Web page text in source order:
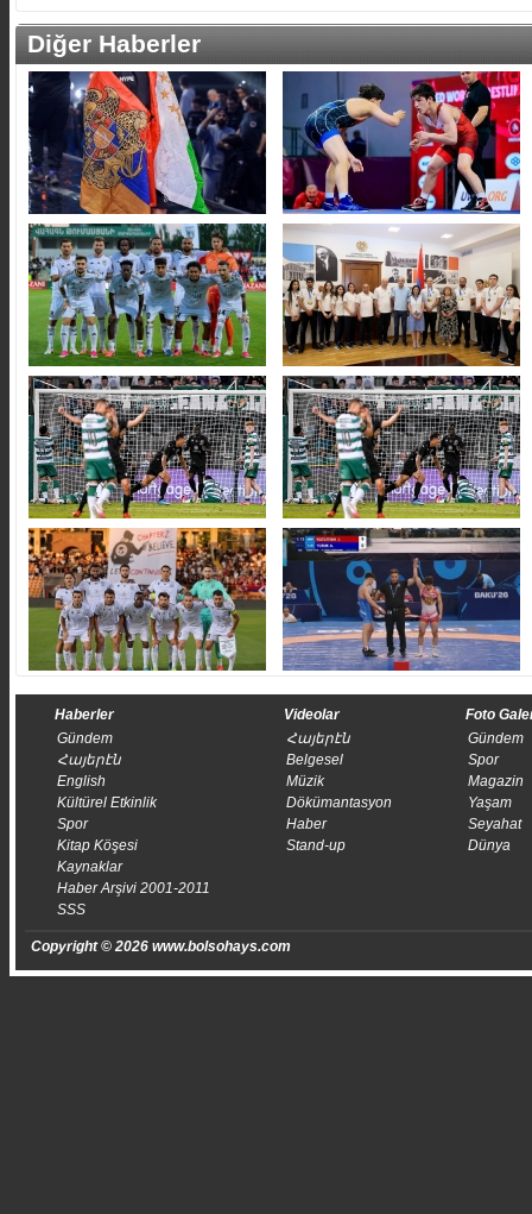
Diğer Haberler
Haberler
Gündem
Հայերէն
English
Kültürel Etkinlik
Spor
Kitap Köşesi
Kaynaklar
Haber Arşivi 2001-2011
SSS
Videolar
Հայերէն
Belgesel
Müzik
Dökümantasyon
Haber
Stand-up
Foto
Gündem
Spor
Magazin
Yaşam
Seyahat
Dünya
Copyright © 2026 www.bolsohays.com